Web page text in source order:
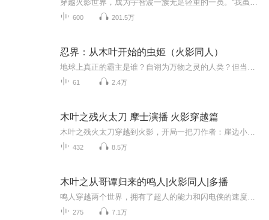
600 201.5万
忍界：从木叶开始的虫姬（火影同人）
61 2.4万
木叶之残火太刀 摩士演播 火影穿越篇
432 8.5万
木叶之从哥谭归来的鸣人|火影同人|多播
275 7.1万